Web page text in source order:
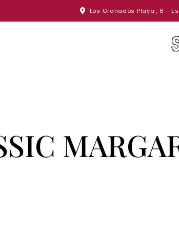
Los Granados Playa , 6 -